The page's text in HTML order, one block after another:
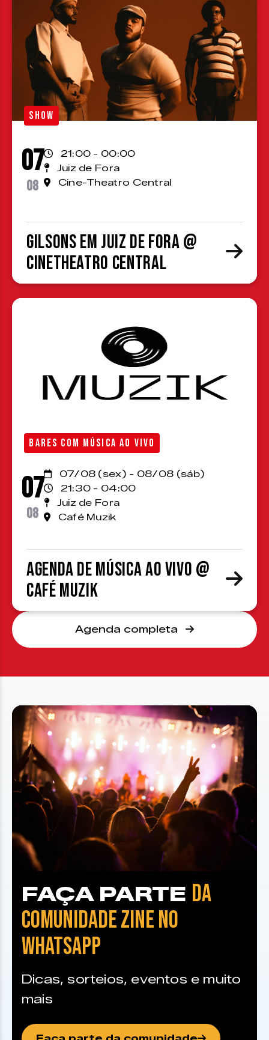
SHOW
07
08
21:00 - 00:00
Juiz de Fora
Cine-Theatro Central
Gilsons em Juiz de Fora @
CineTheatro Central
BARES COM MÚSICA AO VIVO
07
08
07/08 (sex) - 08/08 (sáb)
21:30 - 04:00
Juiz de Fora
Café Muzik
Agenda de Música ao Vivo @
Café Muzik
Agenda completa
FAÇA PARTE DA
COMUNIDADE ZINE NO
WHATSAPP
Dicas, sorteios, eventos e muito
mais